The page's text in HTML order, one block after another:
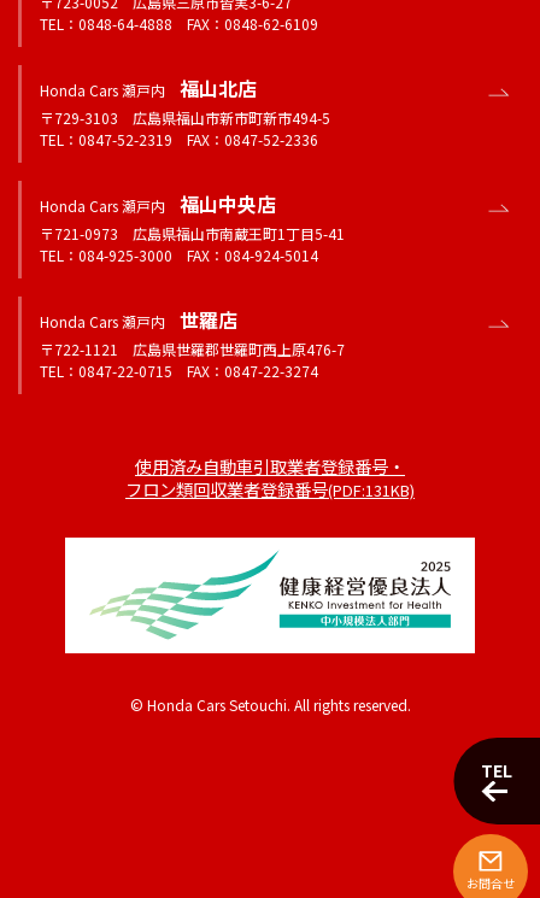
TEL
お問合せ
TEL：0848-64-4888 FAX：0848-62-6109
Honda Cars 瀬戸内 福山北店
〒729-3103 広島県福山市新市町新市494-5
TEL：0847-52-2319 FAX：0847-52-2336
Honda Cars 瀬戸内 福山中央店
〒721-0973 広島県福山市南蔵王町1丁目5-41
TEL：084-925-3000 FAX：084-924-5014
Honda Cars 瀬戸内 世羅店
〒722-1121 広島県世羅郡世羅町西上原476-7
TEL：0847-22-0715 FAX：0847-22-3274
使用済み自動車引取業者登録番号・
フロン類回収業者登録番号(PDF:131KB)
© Honda Cars Setouchi. All rights reserved.